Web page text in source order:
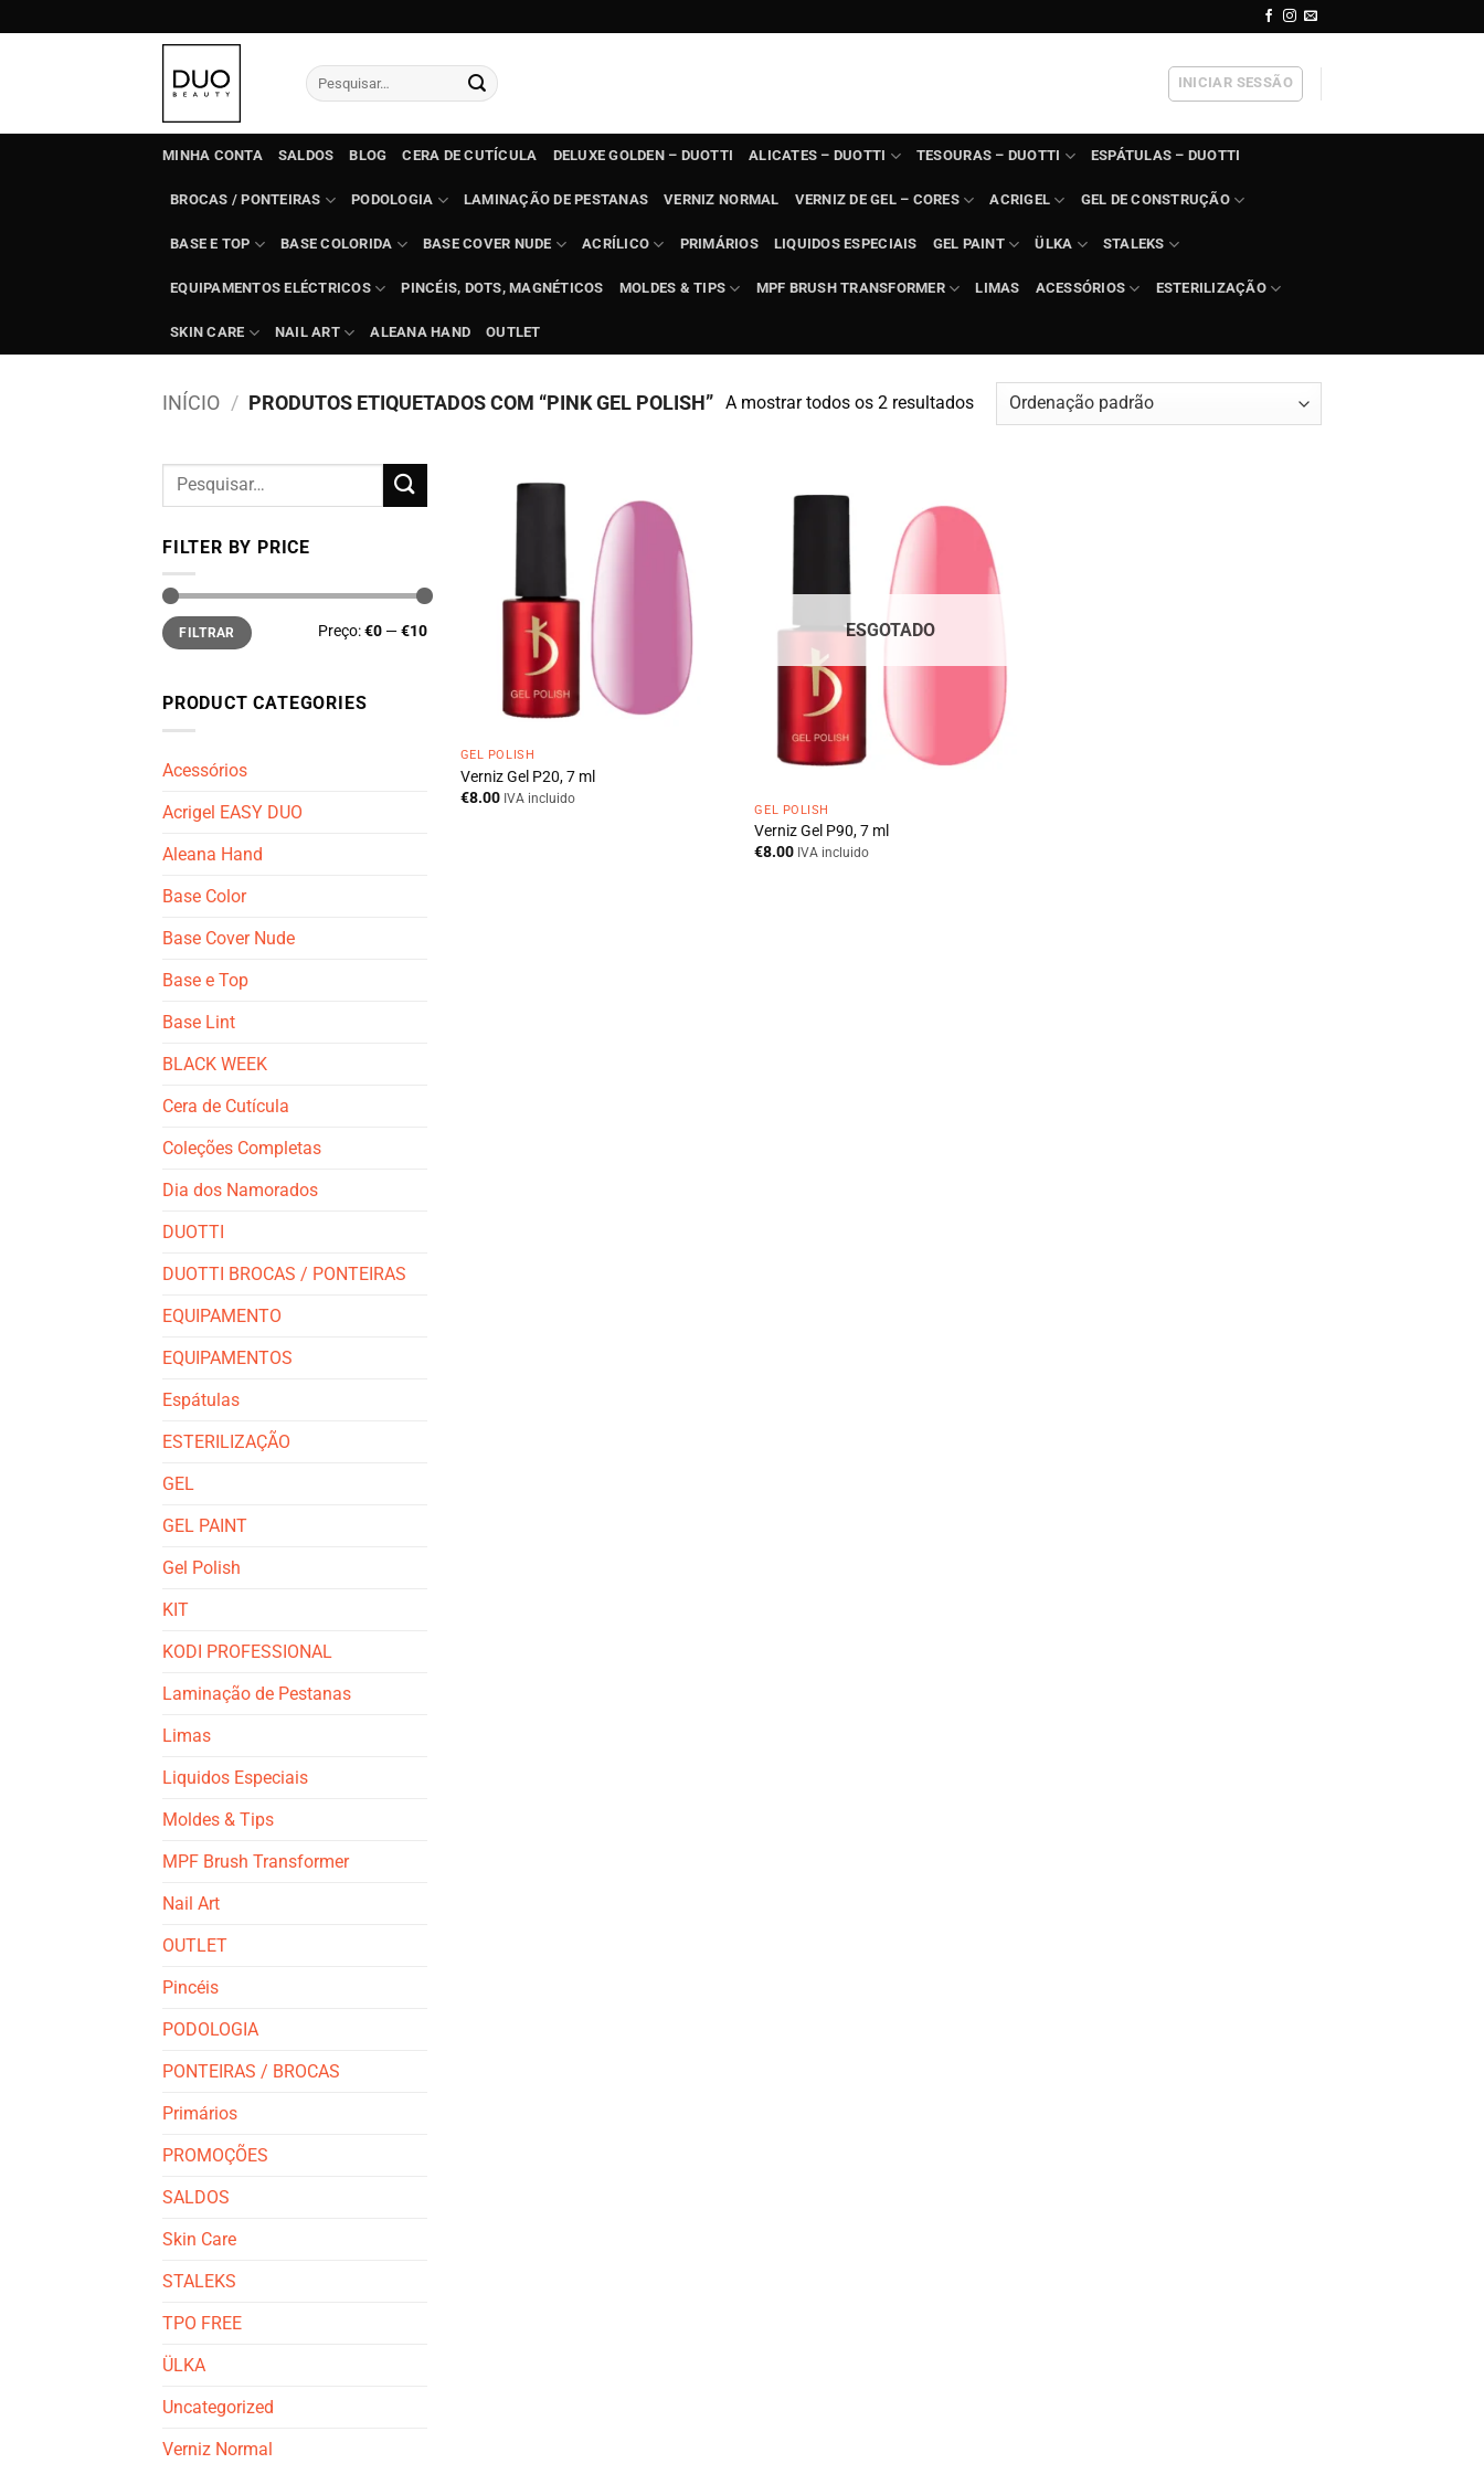
to
Pesquisar
por:
INICIAR SESSÃO
MINHA CONTA SALDOS BLOG CERA DE CUTÍCULA DELUXE GOLDEN – DUOTTI ALICATES – DUOTTI TESOURAS – DUOTTI ESPÁTULAS – DUOTTI
BROCAS / PONTEIRAS PODOLOGIA LAMINAÇÃO DE PESTANAS VERNIZ NORMAL VERNIZ DE GEL – CORES ACRIGEL GEL DE CONSTRUÇÃO
BASE E TOP BASE COLORIDA BASE COVER NUDE ACRÍLICO PRIMÁRIOS LIQUIDOS ESPECIAIS GEL PAINT ÜLKA STALEKS
EQUIPAMENTOS ELÉCTRICOS PINCÉIS, DOTS, MAGNÉTICOS MOLDES & TIPS MPF BRUSH TRANSFORMER LIMAS ACESSÓRIOS ESTERILIZAÇÃO
SKIN CARE NAIL ART ALEANA HAND OUTLET
INÍCIO / PRODUTOS ETIQUETADOS COM “PINK GEL POLISH” A mostrar todos os 2 resultados
Pesquisar
FILTER BY PRICE
Preço
mínimo
Preço
máximo
FILTRAR Preço:€0 —€10
PRODUCT CATEGORIES
Acessórios
Acrigel EASY DUO
Aleana Hand
Base Color
Base Cover Nude
Base e Top
Base Lint
BLACK WEEK
Cera de Cutícula
Coleções Completas
Dia dos Namorados
DUOTTI
DUOTTI BROCAS / PONTEIRAS
EQUIPAMENTO
EQUIPAMENTOS
Espátulas
ESTERILIZAÇÃO
GEL
GEL PAINT
Gel Polish
KIT
KODI PROFESSIONAL
Laminação de Pestanas
Limas
Liquidos Especiais
Moldes & Tips
MPF Brush Transformer
Nail Art
OUTLET
Pincéis
PODOLOGIA
PONTEIRAS / BROCAS
Primários
PROMOÇÕES
SALDOS
Skin Care
STALEKS
TPO FREE
ÜLKA
Uncategorized
Verniz Normal
GEL POLISH
Verniz Gel P20, 7 ml
€8.00 IVA incluido
ESGOTADO
GEL POLISH
Verniz Gel P90, 7 ml
€8.00 IVA incluido